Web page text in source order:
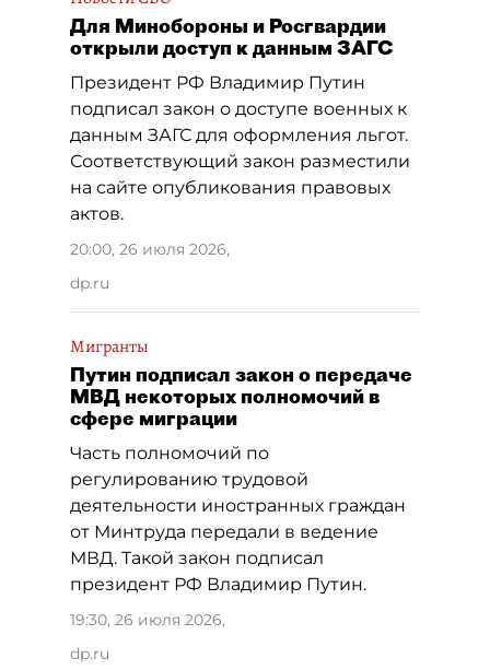
Для Минобороны и Росгвардии
открыли доступ к данным ЗАГС
Президент РФ Владимир Путин
подписал закон о доступе военных к
данным ЗАГС для оформления льгот.
Соответствующий закон разместили
на сайте опубликования правовых
актов.
20:00, 26 июля 2026,
dp.ru
Мигранты
Путин подписал закон о передаче
МВД некоторых полномочий в
сфере миграции
Часть полномочий по
регулированию трудовой
деятельности иностранных граждан
от Минтруда передали в ведение
МВД. Такой закон подписал
президент РФ Владимир Путин.
19:30, 26 июля 2026,
dp.ru